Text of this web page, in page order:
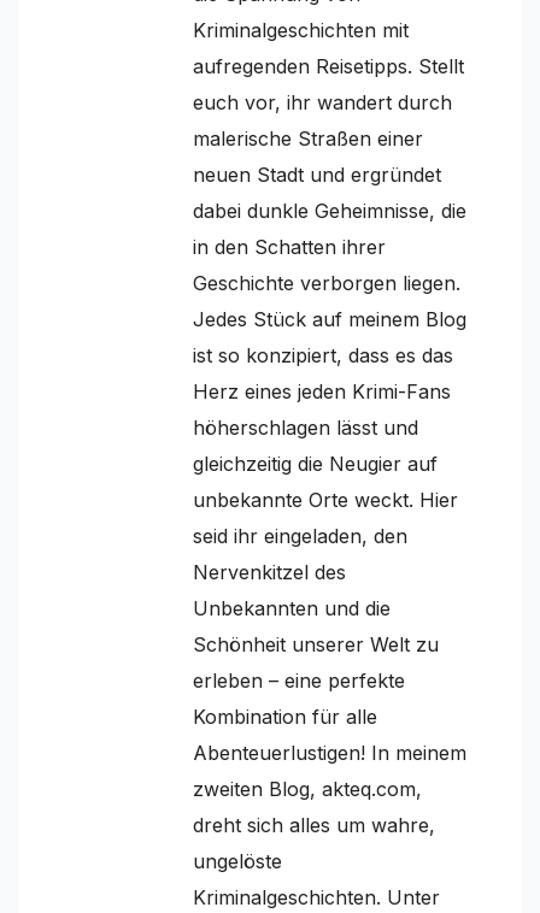
Kriminalgeschichten mit
aufregenden Reisetipps. Stellt
euch vor, ihr wandert durch
malerische Straßen einer
neuen Stadt und ergründet
dabei dunkle Geheimnisse, die
in den Schatten ihrer
Geschichte verborgen liegen.
Jedes Stück auf meinem Blog
ist so konzipiert, dass es das
Herz eines jeden Krimi-Fans
höherschlagen lässt und
gleichzeitig die Neugier auf
unbekannte Orte weckt. Hier
seid ihr eingeladen, den
Nervenkitzel des
Unbekannten und die
Schönheit unserer Welt zu
erleben – eine perfekte
Kombination für alle
Abenteuerlustigen! In meinem
zweiten Blog, akteq.com,
dreht sich alles um wahre,
ungelöste
Kriminalgeschichten. Unter